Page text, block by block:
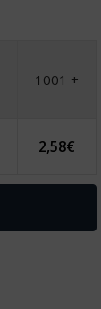
1001 +
2,58€